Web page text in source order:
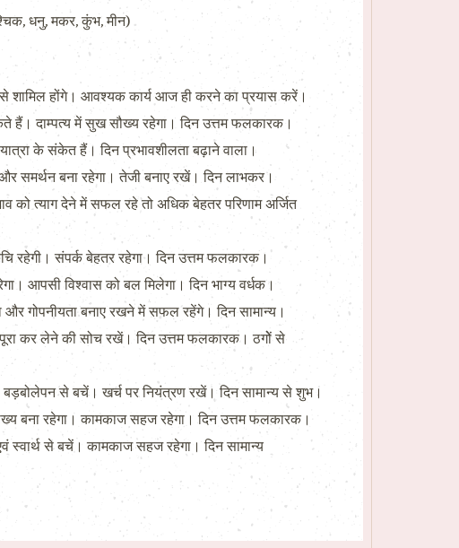
धनु, मकर, कुंभ, मीन)
शामिल होंगे। आवश्यक कार्य आज ही करने का प्रयास करें।
हैं। दाम्पत्य में सुख सौख्य रहेगा। दिन उत्तम फलकारक।
के संकेत हैं। दिन प्रभावशीलता बढ़ाने वाला।
समर्थन बना रहेगा। तेजी बनाए रखें। दिन लाभकर।
त्याग देने में सफल रहे तो अधिक बेहतर परिणाम अर्जित
रहेगी। संपर्क बेहतर रहेगा। दिन उत्तम फलकारक।
आपसी विश्वास को बल मिलेगा। दिन भाग्य वर्धक।
गोपनीयता बनाए रखने में सफल रहेंगे। दिन सामान्य।
कर लेने की सोच रखें। दिन उत्तम फलकारक। ठगोें से
से बचें। खर्च पर नियंत्रण रखें। दिन सामान्य से शुभ।
बना रहेगा। कामकाज सहज रहेगा। दिन उत्तम फलकारक।
से बचें। कामकाज सहज रहेगा। दिन सामान्य